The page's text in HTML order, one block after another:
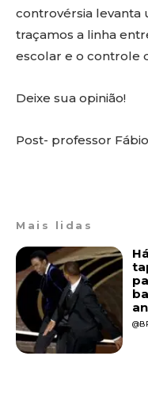
controvérsia levanta
traçamos a linha
escolar e o controle
Deixe sua opinião!
Post- professor
Mais lidas